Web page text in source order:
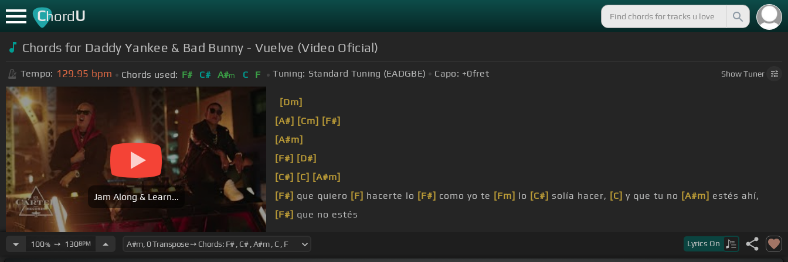
ChordU
Chords for Daddy Yankee & Bad Bunny - Vuelve (Video Oficial)
Tempo: 129.95 bpm Chords used: F# C# A#m C F Tuning: Standard Tuning (EADGBE) Capo: +0fret ShowTuner
Jam Along & Learn...
[Dm]
[A#] [Cm] [F#]
[A#m]
[F#] [D#]
[C#] [C] [A#m]
[F#] que quiero [F] hacerte lo [F#] como yo te [Fm] lo [C#] solía hacer, [C] y que tu no [A#m] estés ahí,
[F#] que no estés
puede
da como otro ya[F#]yo me
100%➙ 130BPM Lyrics On